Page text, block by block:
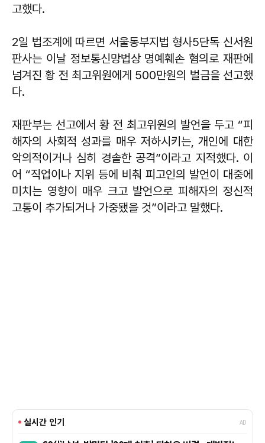
고했다.
2일 법조계에 따르면 서울동부지법 형사5단독 신서원
판사는 이날 정보통신망법상 명예훼손 혐의로 재판에
넘겨진 황 전 최고위원에게 500만원의 벌금을 선고했
다.
재판부는 선고에서 황 전 최고위원의 발언을 두고 “피
해자의 사회적 성과를 매우 저하시키는, 개인에 대한
악의적이거나 심히 경솔한 공격”이라고 지적했다. 이
어 “직업이나 지위 등에 비춰 피고인의 발언이 대중에
미치는 영향이 매우 크고 발언으로 피해자의 정신적
고통이 추가되거나 가중됐을 것”이라고 말했다.